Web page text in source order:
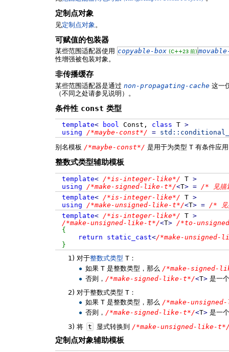
定制点对象
见定制点对象 。
可赋值的包装器
某些范围适配器使用 copyable-box (C++23 前)
性增强被包装对象。
非传播缓存
某些范围适配器是通过 non-propagating-cache 这一
（不同之处请参见说明）。
条件性 const 类型
template< bool Const, class T >
using
/*maybe-const*/ = std::
别名模板 /*maybe-const*/ 是用于为类型 T 有条件应
整数式类型辅助模板
template< /*is-integer-like*/ T >
using
/*make-signed-like-t*/<T> =
/* 见
template< /*is-integer-like*/ T >
using
/*make-unsigned-like-t*/<T> =
/* 见
template< /*is-integer-like*/ T >
/*make-unsigned-like-t*/<T>
/*to-
{
return
static_cast</*make-
}
1) 对于整数式类型 T ：
如果 T是整数类型，那么 /*make-signed-
否则， /*make-signed-like-t*/<T>是一
2) 对于整数式类型T ：
如果 T是整数类型，那么 /*make-
否则， /*make-signed-like-t*/<T>是一
3) 将 t 显式转换到 /*make-unsigned-like-
定制点对象辅助模板